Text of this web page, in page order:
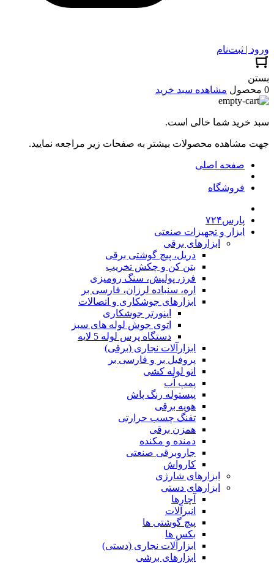
ورود | ثبت‌نام
بستن
0 محصول
مشاهده سبد خرید
سبد خرید شما خالی است.
جهت مشاهده محصولات بیشتر به صفحات زیر مراجعه نمایید.
صفحه اصلی
فروشگاه
پارس۷۲۴
ابزار و تجهیزات صنعتی
ابزارهای برقی
دریل، پیچ گوشتی برقی
بتن کن و چکش تخریب
فرز، پولیش، سنگ رومیزی
اره، سنباده لرزان، فارسی بر
ابزارهای جوشکاری و اتصالات
اینورتر جوشکاری
اتوی جوش لوله های سبز
دستگاه پرس لوله 5 لایه
ابزارآلات نجاری (برقی)
پروفیل بر و فارسی بر
اتو لوله کشی
پمپ آب
پیستوله رنگ پاش
هویه برقی
تفنگ چسب حرارتی
همزن برقی
دمنده و مکنده
جاروبرقی صنعتی
کارواش
ابزارهای شارژی
ابزارهای دستی
آچارها
انبرآلات
پیچ گوشتی ها
بکس ها
ابزارآلات نجاری (دستی)
ابزارهای برشی